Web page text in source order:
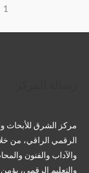
1
مركز الشرق للأبحاث
الرقمي الراقي، من
والآداب والفنون
والتعليم الرقمي،